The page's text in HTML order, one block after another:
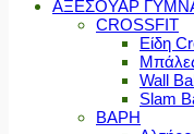
ΑΞΕΣΟΥΑΡ
CROSSFIT
Είδη
Wall
Slam
ΒΑΡΗ